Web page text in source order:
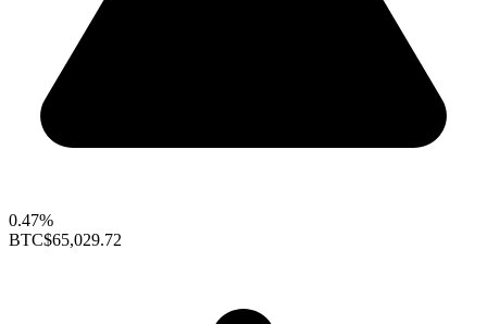
0.47%
BTC$65,029.72